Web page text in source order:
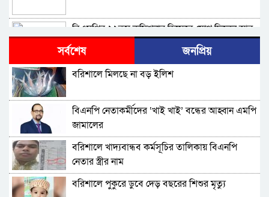
বিএমপির ২২তম কমিশনার হিসেবে যোগ দিলেন আবু
রায়হান মুহম্মদ সালেহ
বরিশাল থেকে যেন কোনো রোগীকে ঢাকায় যেতে না
হয়: ড. জিয়াউদ্দিন
পটুয়াখালীতে কুকুরকে পিটিয়ে হত্যা, আসামীকে ২০
হাজার টাকা জরিমানা
ফ্যাসিবাদ গোষ্ঠীর কারণেই ব্যাংকে টাকা নেই: গণপূর্ত
প্রতিমন্ত্রী
ভোলায় পঞ্চম শ্রেণির ছাত্রীকে সংঘবদ্ধ ধর্ষণের
অভিযোগ, গ্রেপ্তার ৩
সর্বশেষ জনপ্রিয়
বরিশালে মিলছে না বড় ইলিশ
বিএনপি নেতাকর্মীদের ‘খাই খাই’ বন্ধের আহ্বান এমপি
জামালের
বরিশালে খাদ্যবান্ধব কর্মসূচির তালিকায় বিএনপি
নেতার স্ত্রীর নাম
বরিশালে পুকুরে ডুবে দেড় বছরের শিশুর মৃত্যু